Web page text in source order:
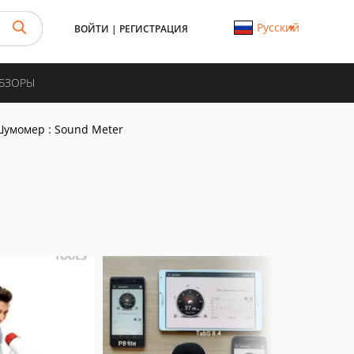
ВОЙТИ | РЕГИСТРАЦИЯ Русский
: Sound Meter